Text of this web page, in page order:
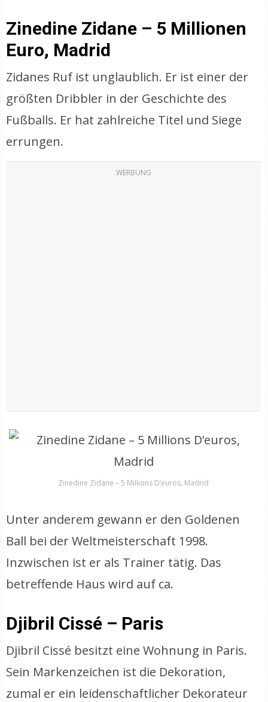
Zinedine Zidane – 5 Millionen
Euro, Madrid
Zidanes Ruf ist unglaublich. Er ist einer der
größten Dribbler in der Geschichte des
Fußballs. Er hat zahlreiche Titel und Siege
errungen.
WERBUNG
Zinedine Zidane – 5 Millions D’euros, Madrid
Unter anderem gewann er den Goldenen
Ball bei der Weltmeisterschaft 1998.
Inzwischen ist er als Trainer tätig. Das
betreffende Haus wird auf ca.
Djibril Cissé – Paris
Djibril Cissé besitzt eine Wohnung in Paris.
Sein Markenzeichen ist die Dekoration,
zumal er ein leidenschaftlicher Dekorateur